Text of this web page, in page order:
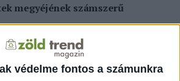
védelme fontos a számunkra
megyéjének számszerű
pályázat.
megye: 86 nyertes pályázat.